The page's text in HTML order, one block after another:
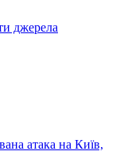
джерела
атака на Київ,